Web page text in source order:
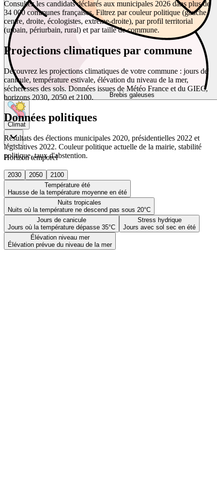
Brebis galeuses
Climat
Horizon temporel
2030 2050
2100
Température été
Hausse de la température moyenne en été
Nuits tropicales
Nuits où la température ne descend pas sous 20°C
Jours de canicule
Jours où la température dépasse 35°C
Stress hydrique
Jours avec sol sec en été
Élévation niveau mer
Élévation prévue du niveau de la mer
Consultez les candidats déclarés aux municipales 2026 dans plus de
34 000 communes françaises. Filtrez par couleur politique (gauche,
centre, droite, écologistes, extrême-droite), par profil territorial
(urbain, périurbain, rural) et par taille de commune.
Projections climatiques par commune
Découvrez les projections climatiques de votre commune : jours de
canicule, température estivale, élévation du niveau de la mer,
sécheresses des sols. Données issues de Météo France et du GIEC,
horizons 2030, 2050 et 2100.
Données politiques
Résultats des élections municipales 2020, présidentielles 2022 et
législatives 2022. Couleur politique actuelle de la mairie, stabilité
politique, taux d'abstention.